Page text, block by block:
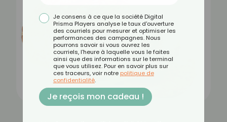
Je consens à ce que la société Digital
Prisma Players analyse le taux d'ouverture
des courriels pour mesurer et optimiser les
performances des campagnes. Nous
pourrons savoir si vous ouvrez les
courriels, l'heure à laquelle vous le faites
ainsi que des informations sur le terminal
que vous utilisez. Pour en savoir plus sur
ces traceurs, voir notre politique de
confidentialité.
Je reçois mon cadeau !